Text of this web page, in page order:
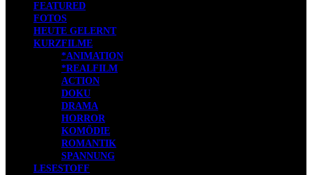
FEATURED
FOTOS
HEUTE GELERNT
KURZFILME
*ANIMATION
*REALFILM
ACTION
DOKU
DRAMA
HORROR
KOMÖDIE
ROMANTIK
SPANNUNG
LESESTOFF